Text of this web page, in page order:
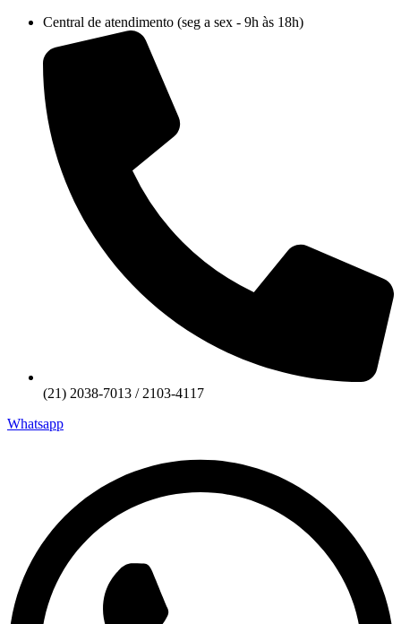
conteúdo
Central de atendimento (seg a sex - 9h às 18h)
(21) 2038-7013 / 2103-4117
Whatsapp